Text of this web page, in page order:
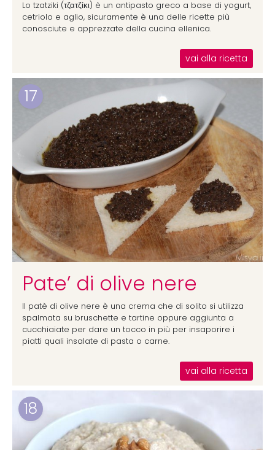
Lo tzatziki (τζατζίκι) è un antipasto greco a base di yogurt,
cetriolo e aglio, sicuramente è una delle ricette più
conosciute e apprezzate della cucina ellenica.
vai alla ricetta
17
Pate’ di olive nere
Il patè di olive nere è una crema che di solito si utilizza
spalmata su bruschette e tartine oppure aggiunta a
cucchiaiate per dare un tocco in più per insaporire i
piatti quali insalate di pasta o carne.
vai alla ricetta
18